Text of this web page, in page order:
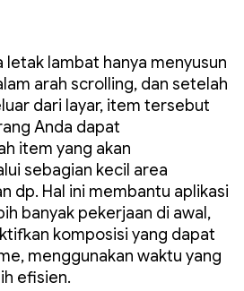
lambat hanya menyusun
arah scrolling, dan setelah
dari layar, item tersebut
Anda dapat
item yang akan
sebagian kecil area
dp. Hal ini membantu aplikasi
banyak pekerjaan di awal,
komposisi yang dapat
menggunakan waktu yang
efisien.